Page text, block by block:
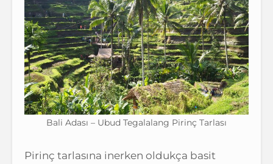
Bali Adası – Ubud Tegalalang Pirinç Tarlası
Pirinç tarlasına inerken oldukça basit